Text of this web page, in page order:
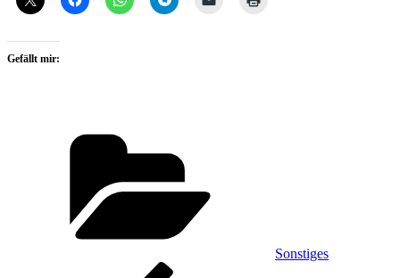
Gefällt mir:
Sonstiges
Beitragsnavigation